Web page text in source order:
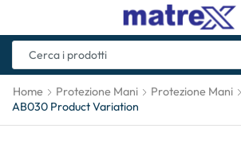
Home Protezione Mani
Protezione Mani
AB030 Product Variation